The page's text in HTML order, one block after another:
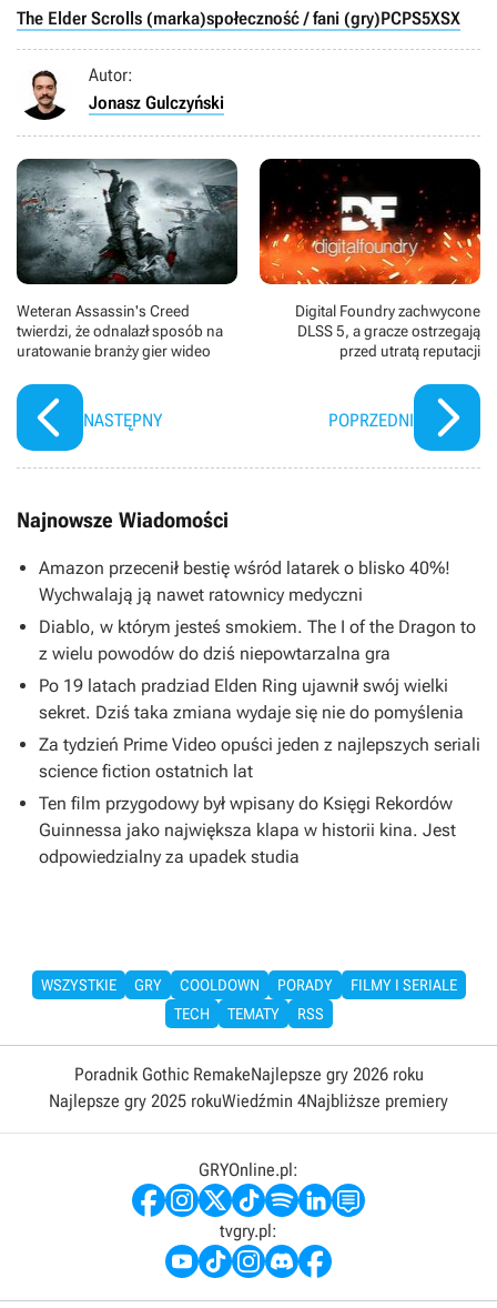
The Elder Scrolls (marka)społeczność / fani (gry)PCPS5XSX
Autor:
Jonasz Gulczyński
Weteran Assassin's Creed
twierdzi, że odnalazł sposób na
uratowanie branży gier wideo
NASTĘPNY
Digital Foundry zachwycone
DLSS 5, a gracze ostrzegają
przed utratą reputacji
POPRZEDNI
Najnowsze Wiadomości
Amazon przecenił bestię wśród latarek o blisko 40%!
Wychwalają ją nawet ratownicy medyczni
Diablo, w którym jesteś smokiem. The I of the Dragon to
z wielu powodów do dziś niepowtarzalna gra
Po 19 latach pradziad Elden Ring ujawnił swój wielki
sekret. Dziś taka zmiana wydaje się nie do pomyślenia
Za tydzień Prime Video opuści jeden z najlepszych seriali
science fiction ostatnich lat
Ten film przygodowy był wpisany do Księgi Rekordów
Guinnessa jako największa klapa w historii kina. Jest
odpowiedzialny za upadek studia
WSZYSTKIE GRY COOLDOWN PORADY
FILMY I SERIALE
TECH
TEMATY RSS
Poradnik Gothic RemakeNajlepsze gry 2026 roku
Najlepsze gry 2025 rokuWiedźmin 4Najbliższe premiery
GRYOnline.pl:
tvgry.pl: